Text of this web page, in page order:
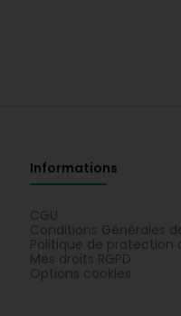
Informations
CGU
Conditions Générales
Politique de protection
Mes droits RGPD
Options cookies